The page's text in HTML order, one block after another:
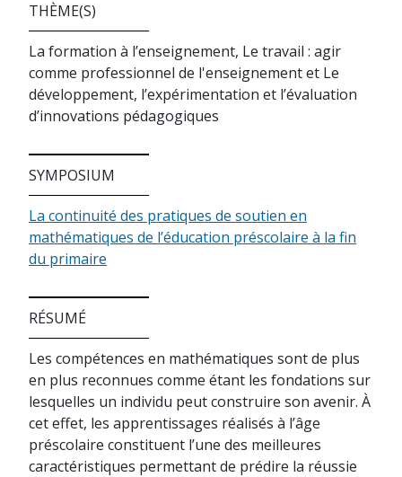
THÈME(S)
La formation à l’enseignement, Le travail : agir
comme professionnel de l'enseignement et Le
développement, l’expérimentation et l’évaluation
d’innovations pédagogiques
SYMPOSIUM
La continuité des pratiques de soutien en
mathématiques de l’éducation préscolaire à la fin
du primaire
RÉSUMÉ
Les compétences en mathématiques sont de plus
en plus reconnues comme étant les fondations sur
lesquelles un individu peut construire son avenir. À
cet effet, les apprentissages réalisés à l’âge
préscolaire constituent l’une des meilleures
caractéristiques permettant de prédire la réussie